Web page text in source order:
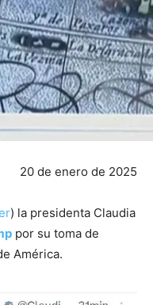
20 de enero de 2025
) la presidenta Claudia
por su toma de
América.